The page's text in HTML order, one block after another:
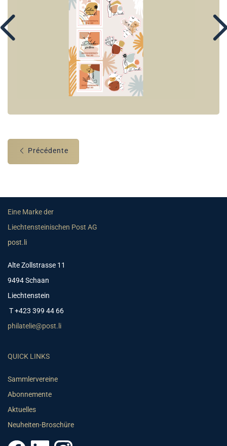
Précédente
Eine Marke der
Liechtensteinischen Post AG
post.li
Alte Zollstrasse 11
9494 Schaan
Liechtenstein
T +423 399 44 66
philatelie@post.li
QUICK LINKS
Sammlervereine
Abonnemente
Aktuelles
Neuheiten-Broschüre